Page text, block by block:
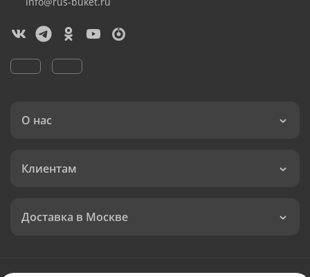
О нас
Клиентам
Доставка в Москве